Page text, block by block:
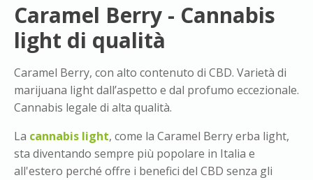
Caramel Berry - Cannabis
light di qualità
Caramel Berry, con alto contenuto di CBD. Varietà di
marijuana light dall’aspetto e dal profumo eccezionale.
Cannabis legale di alta qualità.
La cannabis light, come la Caramel Berry erba light,
sta diventando sempre più popolare in Italia e
all'estero perché offre i benefici del CBD senza gli